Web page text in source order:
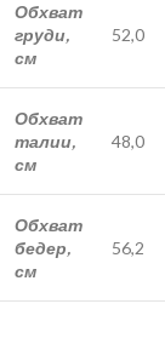
Обхват
груди,
см
52,0
Обхват
талии,
см
48,0
Обхват
бедер,
см
56,2